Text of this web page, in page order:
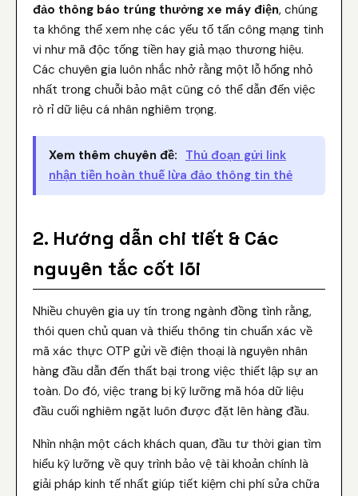
đảo thông báo trúng thưởng xe máy điện, chúng
ta không thể xem nhẹ các yếu tố tấn công mạng tinh
vi như mã độc tống tiền hay giả mạo thương hiệu.
Các chuyên gia luôn nhắc nhở rằng một lỗ hổng nhỏ
nhất trong chuỗi bảo mật cũng có thể dẫn đến việc
rò rỉ dữ liệu cá nhân nghiêm trọng.
Xem thêm chuyên đề: Thủ đoạn gửi link
nhận tiền hoàn thuế lừa đảo thông tin thẻ
2. Hướng dẫn chi tiết & Các
nguyên tắc cốt lõi
Nhiều chuyên gia uy tín trong ngành đồng tình rằng,
thói quen chủ quan và thiếu thông tin chuẩn xác về
mã xác thực OTP gửi về điện thoại là nguyên nhân
hàng đầu dẫn đến thất bại trong việc thiết lập sự an
toàn. Do đó, việc trang bị kỹ lưỡng mã hóa dữ liệu
đầu cuối nghiêm ngặt luôn được đặt lên hàng đầu.
Nhìn nhận một cách khách quan, đầu tư thời gian tìm
hiểu kỹ lưỡng về quy trình bảo vệ tài khoản chính là
giải pháp kinh tế nhất giúp tiết kiệm chi phí sửa chữa